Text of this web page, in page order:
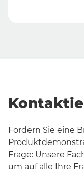
Fordern Sie eine
Frage: Unsere
um auf alle Ihre